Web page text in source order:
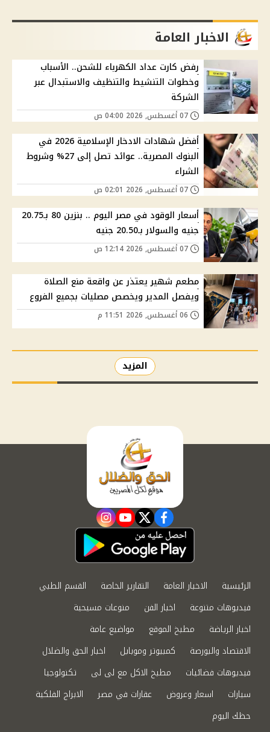
الاخبار العامة
رفض كارت عداد الكهرباء للشحن.. الأسباب
وخطوات التنشيط والتنظيف والاستبدال عبر
الشركة
أفضل شهادات الادخار الإسلامية 2026 في
البنوك المصرية.. عوائد تصل إلى 27% وشروط
الشراء
أسعار الوقود في مصر اليوم .. بنزين 80 بـ20.75
جنيه والسولار بـ20.50 جنيه
مطعم شهير يعتذر عن واقعة منع الصلاة
ويفصل المدير ويخصص مصليات بجميع الفروع
المزيد
facebook
twitter
youtube
instagram
الرئيسية الاخبار العامة التقارير الخاصة
القسم الطبي
فيديوهات متنوعة
اخبار الفن
منوعات مسيحية
اخبار الرياضة
مطبخ الموقع
مواضيع عامة
الاقتصاد والبورصة
كمبيوتر وموبايل
اخبار الحق والضلال
فيديوهات فضائيات
مطبخ الاكل مع لى لى
تكنولوجيا
سيارات
اسعار وعروض عقارات في مصر
الابراج الفلكية
حظك اليوم